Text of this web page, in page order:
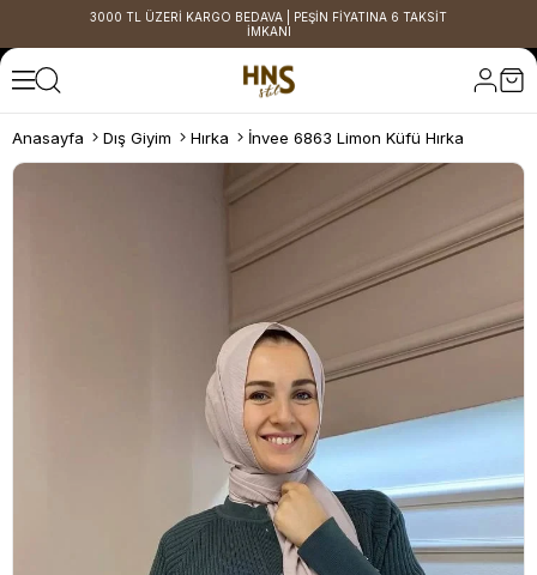
3000 TL ÜZERİ KARGO BEDAVA | PEŞİN FİYATINA 6 TAKSİT
İMKANI
Anasayfa Dış Giyim Hırka İnvee 6863 Limon Küfü Hırka